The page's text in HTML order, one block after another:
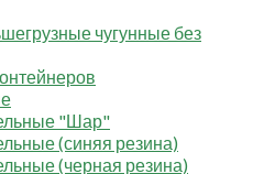
чугунные без
"Шар"
(синяя резина)
(черная резина)